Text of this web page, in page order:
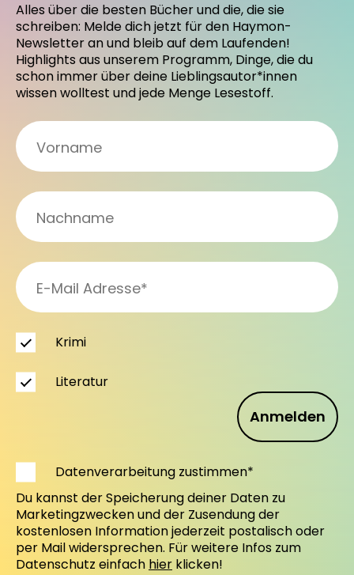
Alles über die besten Bücher und die, die sie
schreiben: Melde dich jetzt für den Haymon-
Newsletter an und bleib auf dem Laufenden!
Highlights aus unserem Programm, Dinge, die du
schon immer über deine Lieblingsautor*innen
wissen wolltest und jede Menge Lesestoff.
Anmelden
Krimi
Literatur
Datenverarbeitung zustimmen*
Du kannst der Speicherung deiner Daten zu
Marketingzwecken und der Zusendung der
kostenlosen Information jederzeit postalisch oder
per Mail widersprechen. Für weitere Infos zum
Datenschutz einfach hier klicken!